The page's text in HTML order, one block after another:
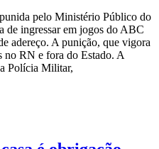
pelo Ministério Público do
de ingressar em jogos do ABC
adereço. A punição, que vigora
no RN e fora do Estado. A
Polícia Militar,